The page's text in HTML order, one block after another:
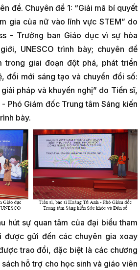
đề. Chuyên đề 1: “Giải mã bí quyết
gia của nữ vào lĩnh vực STEM” do
- Trưởng ban Giáo dục vì sự hòa
UNESCO trình bày; chuyên đề
trong giai đoạn đột phá, phát triển
đổi mới sáng tạo và chuyển đổi số:
pháp và khuyến nghị” do Tiến sĩ,
Phó Giám đốc Trung tâm Sáng kiến
bày.
hút sự quan tâm của đại biểu tham
được gửi đến các chuyên gia xoay
trao đổi, đặc biệt là các chương
hỗ trợ cho học sinh và giáo viên